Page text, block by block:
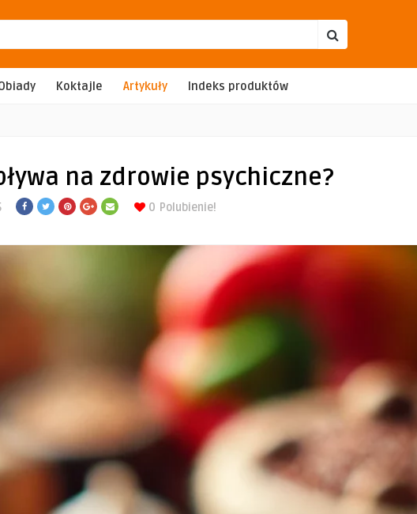
Koktajle Artykuły Indeks produktów
na zdrowie psychiczne?
0 Polubienie!